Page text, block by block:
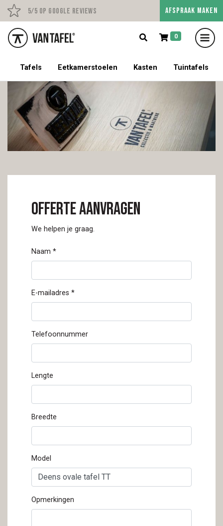
5/5 op Google Reviews Persoonlijk advies op
AFSPRAAK MAKEN
0
5% korting op een tafel met stoelen!
Tafels Eetkamerstoelen Kasten Tuintafels
Offerte aanvragen
We helpen je graag.
Naam *
E-mailadres *
Telefoonnummer
Lengte
Breedte
Model
Opmerkingen